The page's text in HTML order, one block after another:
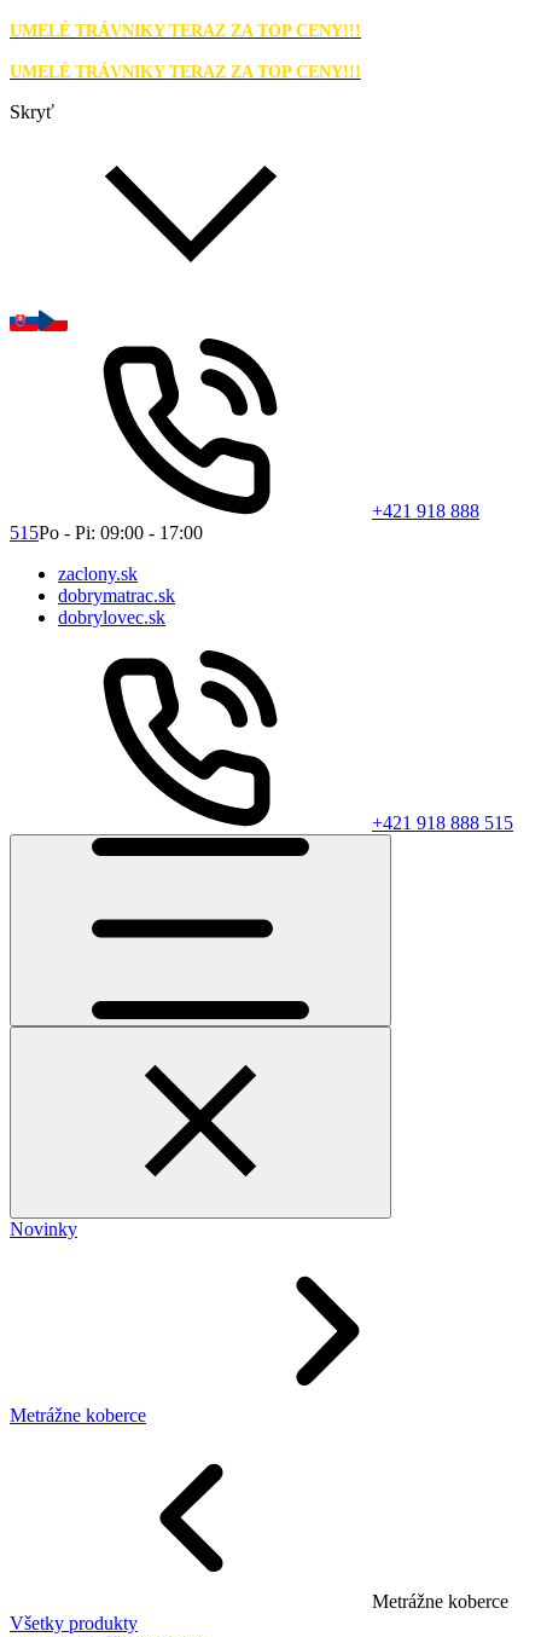
UMELÉ TRÁVNIKY TERAZ ZA TOP CENY!!!
UMELÉ TRÁVNIKY TERAZ ZA TOP CENY!!!
Skryť
+421 918 888
515Po - Pi: 09:00 - 17:00
zaclony.sk
dobrymatrac.sk
dobrylovec.sk
+421 918 888 515
Novinky
Metrážne koberce
Metrážne koberce
Všetky produkty